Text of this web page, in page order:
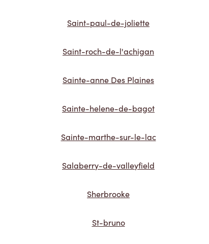
Saint-paul-de-joliette
Saint-roch-de-l'achigan
Sainte-anne Des Plaines
Sainte-helene-de-bagot
Sainte-marthe-sur-le-lac
Salaberry-de-valleyfield
Sherbrooke
St-bruno